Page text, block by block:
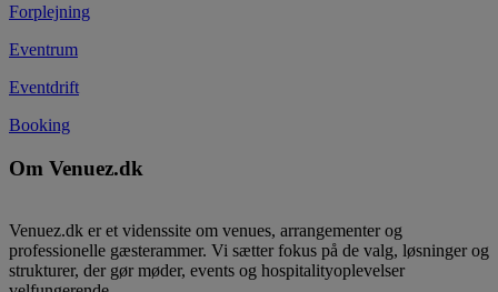
Forplejning
Eventrum
Eventdrift
Booking
Om Venuez.dk
Venuez.dk er et videnssite om venues, arrangementer og
professionelle gæsterammer. Vi sætter fokus på de valg, løsninger og
strukturer, der gør møder, events og hospitalityoplevelser